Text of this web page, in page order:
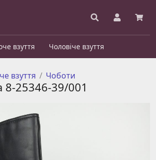
взуття Чоловіче взуття
взуття Чоботи
8-25346-39/001